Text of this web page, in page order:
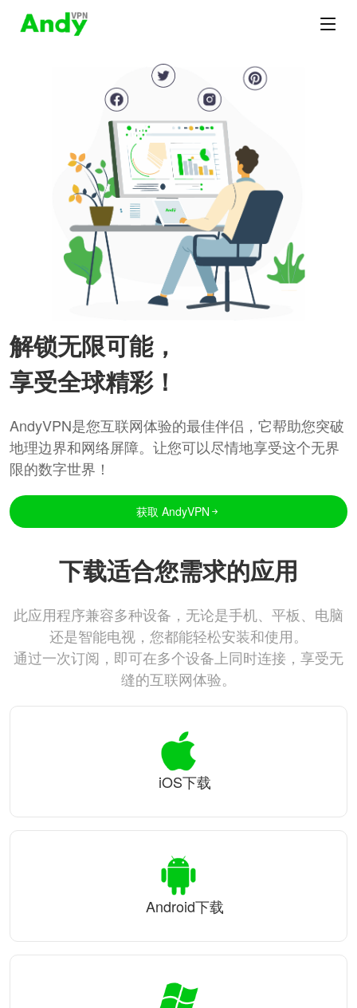
解锁无限可能，
享受全球精彩！
AndyVPN是您互联网体验的最佳伴侣，它帮助您突破
地理边界和网络屏障。让您可以尽情地享受这个无界
限的数字世界！
获取 AndyVPN
下载适合您需求的应用
此应用程序兼容多种设备，无论是手机、平板、电脑
还是智能电视，您都能轻松安装和使用。
通过一次订阅，即可在多个设备上同时连接，享受无
缝的互联网体验。
iOS下载
Android下载